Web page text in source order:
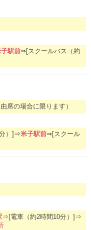
駅前⇒[スクールバス（約
席の場合に限ります）
）]⇒米子駅前⇒[スクール
⇒[電車（約2時間10分）]⇒